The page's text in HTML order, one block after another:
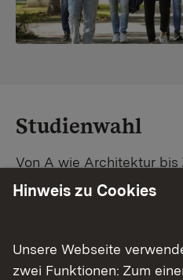
Studienwahl
Von A wie Architektur bis
Baden-Württemberg
Studiengangsuche
Studienplatz. Außerdem
Hinweis zu Cookies
Unsere Webseite
zwei Funktionen: Zum